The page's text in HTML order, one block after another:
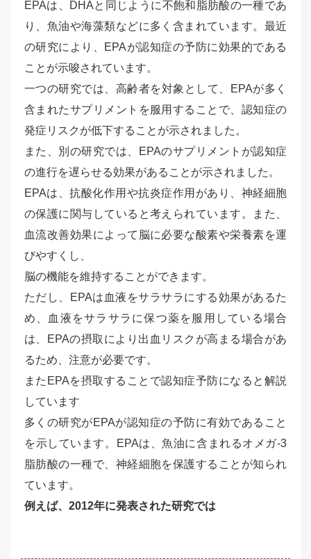
EPAは、DHAと同じように不飽和脂肪酸の一種であ
り、魚油や海藻類などに多く含まれています。最近
の研究により、EPAが認知症の予防に効果的である
ことが示唆されています。
一つの研究では、高齢者を対象として、EPAが多く
含まれたサプリメントを服用することで、認知症の
発症リスクが低下することが示されました。
また、別の研究では、EPAのサプリメントが認知症
の進行を遅らせる効果があることが示されました。
EPAは、抗酸化作用や抗炎症作用があり、神経細胞
の保護に関与していると考えられています。また、
血流改善効果によって脳に必要な酸素や栄養素を運
びやすくし、
脳の機能を維持することができます。
ただし、EPAは血液をサラサラにする効果があるた
め、血液をサラサラに保つ薬を服用している場合
は、EPAの摂取により出血リスクが高まる場合があ
るため、注意が必要です。
またEPAを摂取することで認知症予防になると解説
しています
多くの研究がEPAが認知症の予防に有効であること
を示しています。EPAは、魚油に含まれるオメガ-3
脂肪酸の一種で、神経細胞を保護することが知られ
ています。
例えば、2012年に発表された研究では